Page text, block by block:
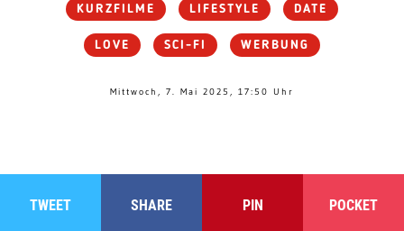
KURZFILME LIFESTYLE DATE
LOVE SCI-FI WERBUNG
Mittwoch, 7. Mai 2025, 17:50 Uhr
TWEET SHARE PIN POCKET